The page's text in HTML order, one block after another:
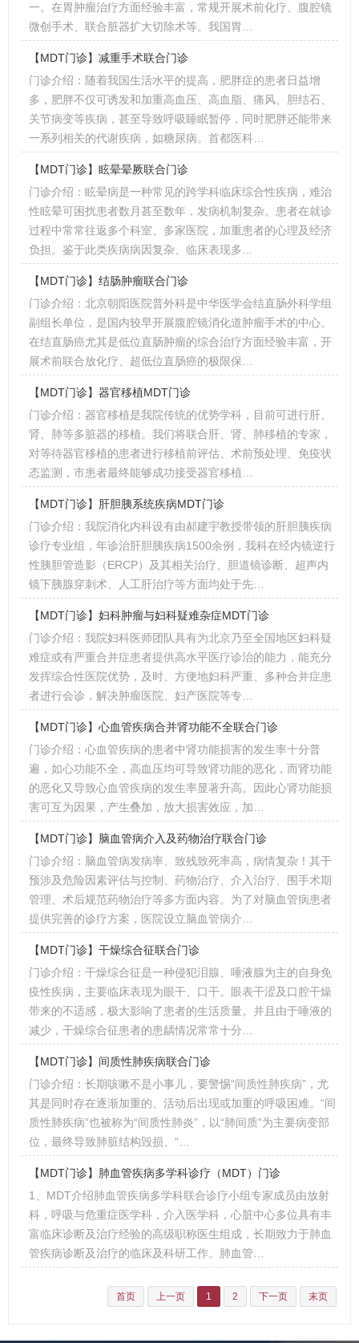
一。在胃肿瘤治疗方面经验丰富，常规开展术前化疗、腹腔镜
微创手术、联合脏器扩大切除术等。我国胃…
【MDT门诊】减重手术联合门诊
门诊介绍：随着我国生活水平的提高，肥胖症的患者日益增
多，肥胖不仅可诱发和加重高血压、高血脂、痛风、胆结石、
关节病变等疾病，甚至导致呼吸睡眠暂停，同时肥胖还能带来
一系列相关的代谢疾病，如糖尿病。首都医科…
【MDT门诊】眩晕晕厥联合门诊
门诊介绍：眩晕病是一种常见的跨学科临床综合性疾病，难治
性眩晕可困扰患者数月甚至数年，发病机制复杂。患者在就诊
过程中常常往返多个科室、多家医院，加重患者的心理及经济
负担。鉴于此类疾病病因复杂、临床表现多…
【MDT门诊】结肠肿瘤联合门诊
门诊介绍：北京朝阳医院普外科是中华医学会结直肠外科学组
副组长单位，是国内较早开展腹腔镜消化道肿瘤手术的中心。
在结直肠癌尤其是低位直肠肿瘤的综合治疗方面经验丰富，开
展术前联合放化疗、超低位直肠癌的极限保…
【MDT门诊】器官移植MDT门诊
门诊介绍：器官移植是我院传统的优势学科，目前可进行肝、
肾、肺等多脏器的移植。我们将联合肝、肾、肺移植的专家，
对等待器官移植的患者进行移植前评估、术前预处理、免疫状
态监测，市患者最终能够成功接受器官移植…
【MDT门诊】肝胆胰系统疾病MDT门诊
门诊介绍：我院消化内科设有由郝建宇教授带领的肝胆胰疾病
诊疗专业组，年诊治肝胆胰疾病1500余例，我科在经内镜逆行
性胰胆管造影（ERCP）及其相关治疗、胆道镜诊断、超声内
镜下胰腺穿刺术、人工肝治疗等方面均处于先…
【MDT门诊】妇科肿瘤与妇科疑难杂症MDT门诊
门诊介绍：我院妇科医师团队具有为北京乃至全国地区妇科疑
难症或有严重合并症患者提供高水平医疗诊治的能力，能充分
发挥综合性医院优势，及时、方便地妇科严重、多种合并症患
者进行会诊，解决肿瘤医院、妇产医院等专…
【MDT门诊】心血管疾病合并肾功能不全联合门诊
门诊介绍：心血管疾病的患者中肾功能损害的发生率十分普
遍，如心功能不全，高血压均可导致肾功能的恶化，而肾功能
的恶化又导致心血管疾病的发生率显著升高。因此心肾功能损
害可互为因果，产生叠加，放大损害效应，加…
【MDT门诊】脑血管病介入及药物治疗联合门诊
门诊介绍：脑血管病发病率、致残致死率高，病情复杂！其干
预涉及危险因素评估与控制、药物治疗、介入治疗、围手术期
管理、术后规范药物治疗等多方面内容。为了对脑血管病患者
提供完善的诊疗方案，医院设立脑血管病介…
【MDT门诊】干燥综合征联合门诊
门诊介绍：干燥综合征是一种侵犯泪腺、唾液腺为主的自身免
疫性疾病，主要临床表现为眼干、口干。眼表干涩及口腔干燥
带来的不适感，极大影响了患者的生活质量。并且由于唾液的
减少，干燥综合征患者的患龋情况常常十分…
【MDT门诊】间质性肺疾病联合门诊
门诊介绍：长期咳嗽不是小事儿，要警惕“间质性肺疾病”，尤
其是同时存在逐渐加重的、活动后出现或加重的呼吸困难。“间
质性肺疾病”也被称为“间质性肺炎”，以“肺间质”为主要病变部
位，最终导致肺脏结构毁损、“…
【MDT门诊】肺血管疾病多学科诊疗（MDT）门诊
1、MDT介绍肺血管疾病多学科联合诊疗小组专家成员由放射
科，呼吸与危重症医学科，介入医学科，心脏中心多位具有丰
富临床诊断及治疗经验的高级职称医生组成，长期致力于肺血
管疾病诊断及治疗的临床及科研工作。肺血管…
首页 上一页 1 2 下一页 末页